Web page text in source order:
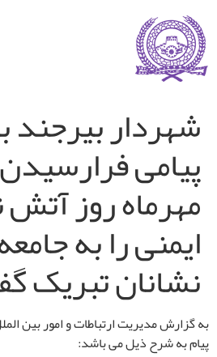
شهردار بیرجند
پیامی
مهرماه روز
ایمنی را به
نشانان تبریک
به گزارش مدیریت ارتباطات و امور بین
پیام به شرح ذیل می باشد: